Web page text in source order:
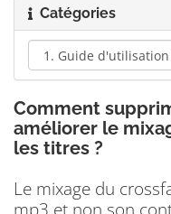
Catégories
Comment
améliorer le
les titres ?
Le mixage du
mp3 et non son